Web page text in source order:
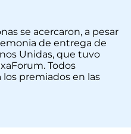
se acercaron, a pesar
de entrega de
Unidas, que tuvo
Todos
los premiados en las